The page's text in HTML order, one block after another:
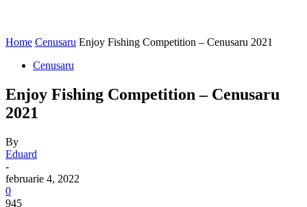
Home Cenusaru Enjoy Fishing Competition – Cenusaru 2021
Cenusaru
Enjoy Fishing Competition – Cenusaru
2021
By
Eduard
-
februarie 4, 2022
0
945